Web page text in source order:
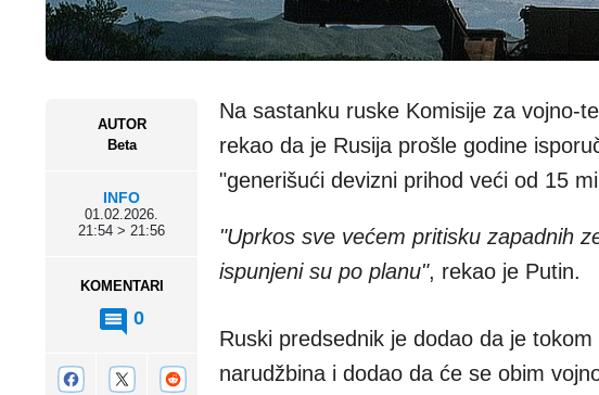
AUTOR
Beta
INFO
01.02.2026.
21:54 > 21:56
KOMENTARI
0
Na sastanku ruske Komisije za vojno-
rekao da je Rusija prošle godine
"generišući devizni prihod veći od 15
"Uprkos sve većem pritisku zapadnih
ispunjeni su po planu", rekao je Putin.
Ruski predsednik je dodao da je
narudžbina i dodao da će se obim